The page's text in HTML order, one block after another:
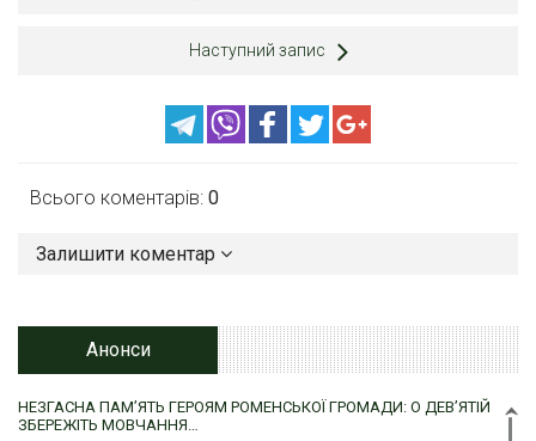
Наступний запис
Всього коментарів: 0
Залишити коментар
Анонси
НЕЗГАСНА ПАМ’ЯТЬ ГЕРОЯМ РОМЕНСЬКОЇ ГРОМАДИ: О ДЕВ’ЯТІЙ
ЗБЕРЕЖІТЬ МОВЧАННЯ…